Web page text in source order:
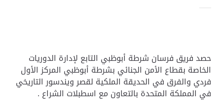
حصد فريق فرسان شرطة أبوظبي التابع لإدارة الدوريات
الخاصة بقطاع الأمن الجنائي بشرطة أبوظبي المركز الأول
فردي والفرق في الحديقة الملكية لقصر ويندسور التاريخي
في المملكة المتحدة بالتعاون مع اسطبلات الشراع .